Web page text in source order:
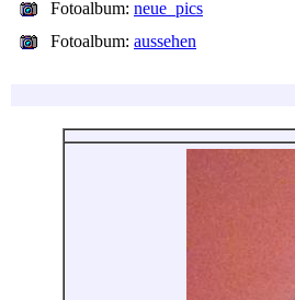
Fotoalbum: neue_pics
Fotoalbum: aussehen